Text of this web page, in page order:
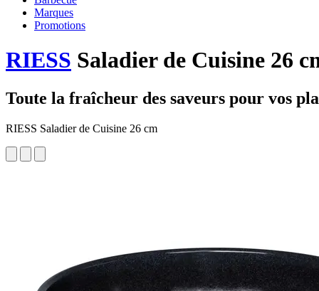
Marques
Promotions
RIESS Saladier de Cuisine 26
Toute la fraîcheur des saveurs pour vos
RIESS Saladier de Cuisine 26 cm